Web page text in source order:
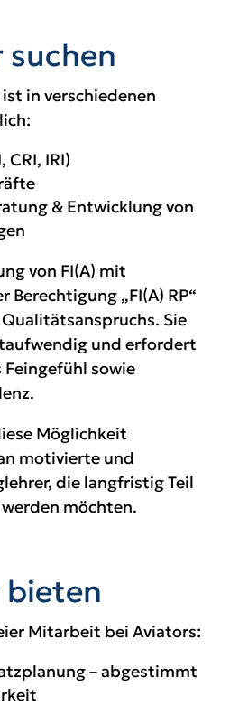
suchen
in verschiedenen
CRI, IRI)
& Entwicklung von
von FI(A) mit
Berechtigung „FI(A) RP“
Sie
und erfordert
sowie
Möglichkeit
motivierte und
die langfristig Teil
werden möchten.
bieten
Mitarbeit bei Aviators:
– abgestimmt